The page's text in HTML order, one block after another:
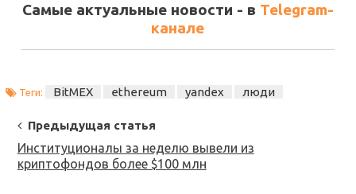
Самые актуальные новости - в Telegram-
канале
Теги: BitMEX ethereum yandex люди
Post
Navigation
Предыдущая статья
Институционалы за неделю вывели из
криптофондов более $100 млн